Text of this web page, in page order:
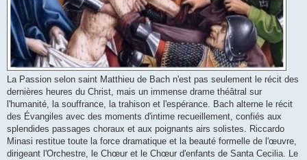
La Passion selon saint Matthieu de Bach n'est pas seulement le récit des
dernières heures du Christ, mais un immense drame théâtral sur
l'humanité, la souffrance, la trahison et l'espérance. Bach alterne le récit
des Évangiles avec des moments d'intime recueillement, confiés aux
splendides passages choraux et aux poignants airs solistes. Riccardo
Minasi restitue toute la force dramatique et la beauté formelle de l'œuvre,
dirigeant l'Orchestre, le Chœur et le Chœur d'enfants de Santa Cecilia. Le